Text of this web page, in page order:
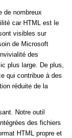
de nombreux
car HTML est le
visibles sur
de Microsoft
des
plus large. De plus,
qui contribue à des
réduite de la
Notre outil
des fichiers
HTML propre et